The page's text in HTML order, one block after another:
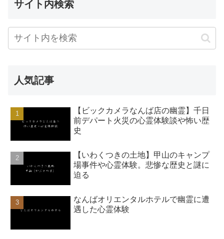
サイト内検索
人気記事
【ビックカメラなんば店の幽霊】千日
前デパート火災の心霊体験談や怖い歴
史
【いわくつきの土地】甲山のキャンプ
場事件や心霊体験。悲惨な歴史と謎に
迫る
なんばオリエンタルホテルで幽霊に遭
遇した心霊体験